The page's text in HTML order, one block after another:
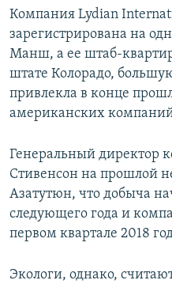
Компания Lydian
зарегистрирована на
Манш, а ее штаб-
штате Колорадо,
привлекла в конце
американских
Генеральный директор
Стивенсон на прошлой
Азатутюн, что добыча
следующего года и
первом квартале 2018
Экологи, однако,